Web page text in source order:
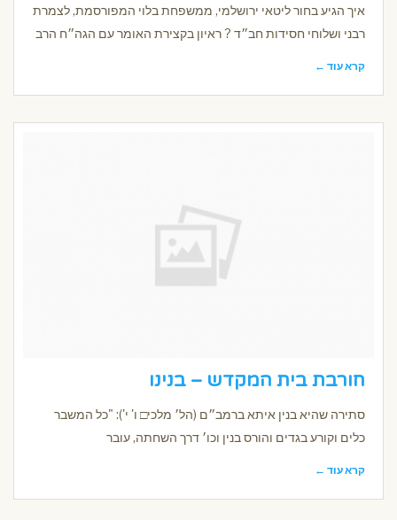
איך הגיע בחור ליטאי ירושלמי, ממשפחת בלוי המפורסמת, לצמרת
רבני ושלוחי חסידות חב״ד ? ראיון בקצירת האומר עם הגה״ח הרב
קרא עוד ←
חורבת בית המקדש – בנינו
סתירה שהיא בנין איתא ברמב״ם (הל׳ מלכי□ ו' י'): "כל המשבר
כלים וקורע בגדים והורס בנין וכו׳ דרך השחתה, עובר
קרא עוד ←